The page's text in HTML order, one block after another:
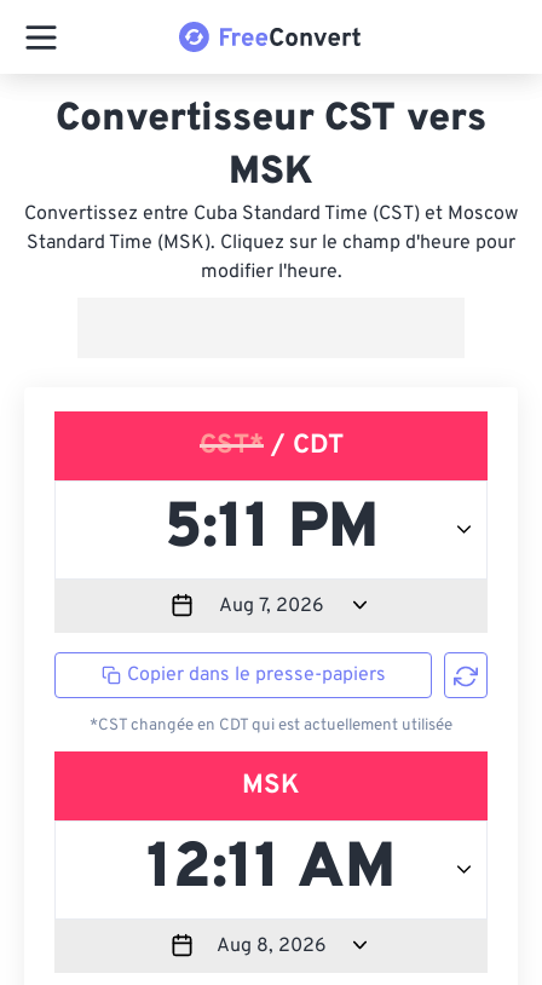
Convertisseur CST vers
MSK
Convertissez entre Cuba Standard Time (CST) et Moscow
Standard Time (MSK). Cliquez sur le champ d'heure pour
modifier l'heure.
CST*/ CDT
Copier dans le presse-papiers
*CST changée en CDT qui est actuellement utilisée
MSK